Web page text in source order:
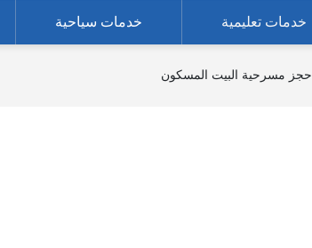
خدمات تعليمية خدمات سياحية
حجز مسرحية البيت المسكون